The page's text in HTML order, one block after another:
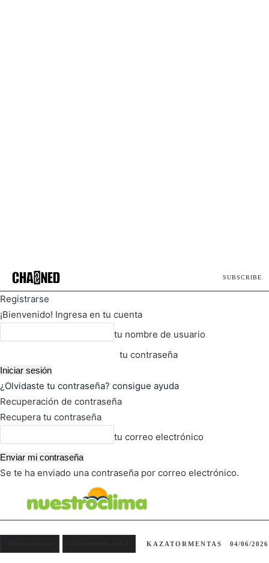
SUBSCRIBE
Registrarse
¡Bienvenido! Ingresa en tu cuenta
tu nombre de usuario
tu contraseña
¿Olvidaste tu contraseña? consigue ayuda
Recuperación de contraseña
Recupera tu contraseña
tu correo electrónico
Se te ha enviado una contraseña por correo electrónico.
KAZATORMENTAS 04/06/2026